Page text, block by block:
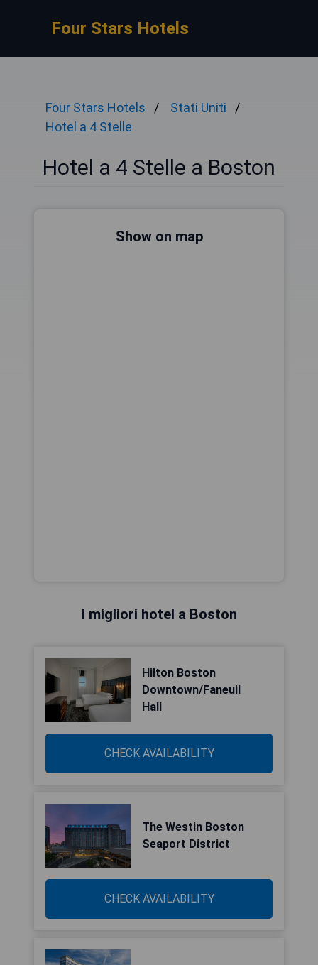
Four Stars Hotels
Four Stars Hotels
Stati Uniti
Hotel a 4 Stelle
Hotel a 4 Stelle a Boston
Show on map
I migliori hotel a Boston
Hilton Boston
Downtown/Faneuil
Hall
CHECK AVAILABILITY
The Westin Boston
Seaport District
CHECK AVAILABILITY